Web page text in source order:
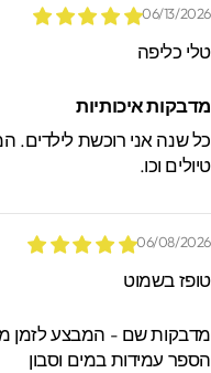
06/13/
כליפה
איכותיות
שנה אני רוכשת לילדים.
וכו.
06/08/
בשמוט
שם - המבצע לזמן
עמידות במים וסבון